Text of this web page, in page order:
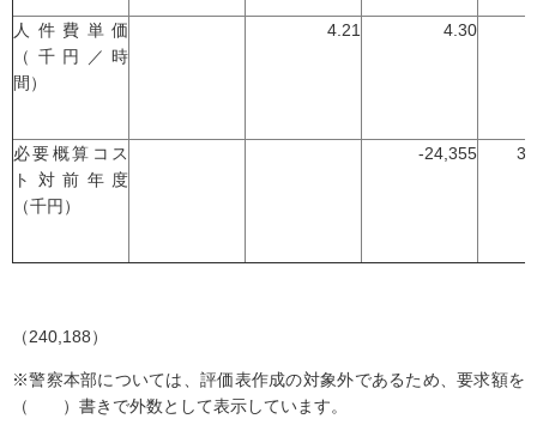
人件費単価
（千円／時
間）
4.21 4.30
必要概算コス
ト対前年度
（千円）
-24,355
（240,188）
※警察本部については、評価表作成の対象外であるため、要求額を
（ ）書きで外数として表示しています。